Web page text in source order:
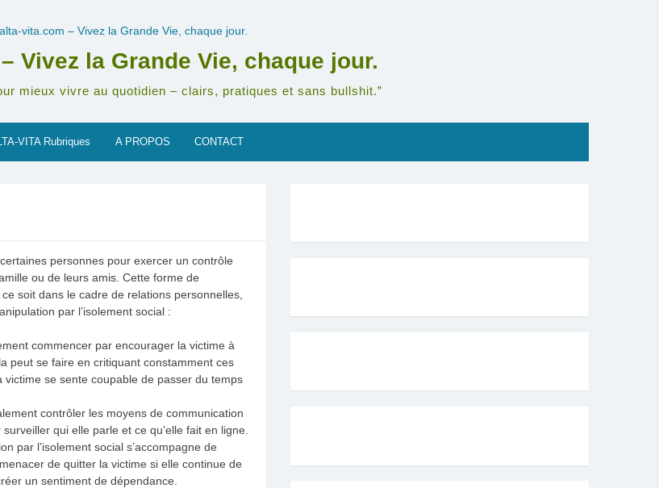
Vivez la Grande Vie, chaque jour.
mieux vivre au quotidien – clairs, pratiques et sans bullshit.”
VITA Rubriques A PROPOS CONTACT
personnes pour exercer un contrôle
ou de leurs amis. Cette forme de
soit dans le cadre de relations personnelles,
par l’isolement social :
commencer par encourager la victime à
peut se faire en critiquant constamment ces
se sente coupable de passer du temps
contrôler les moyens de communication
qui elle parle et ce qu’elle fait en ligne.
par l’isolement social s’accompagne de
de quitter la victime si elle continue de
un sentiment de dépendance.